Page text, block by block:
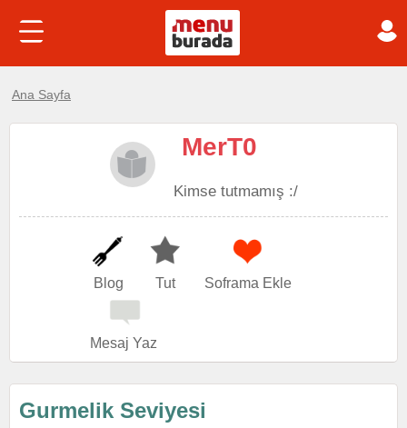
Ana Sayfa
MerT0
Kimse tutmamış :/
Blog Tut Soframa Ekle
Mesaj Yaz
Gurmelik Seviyesi